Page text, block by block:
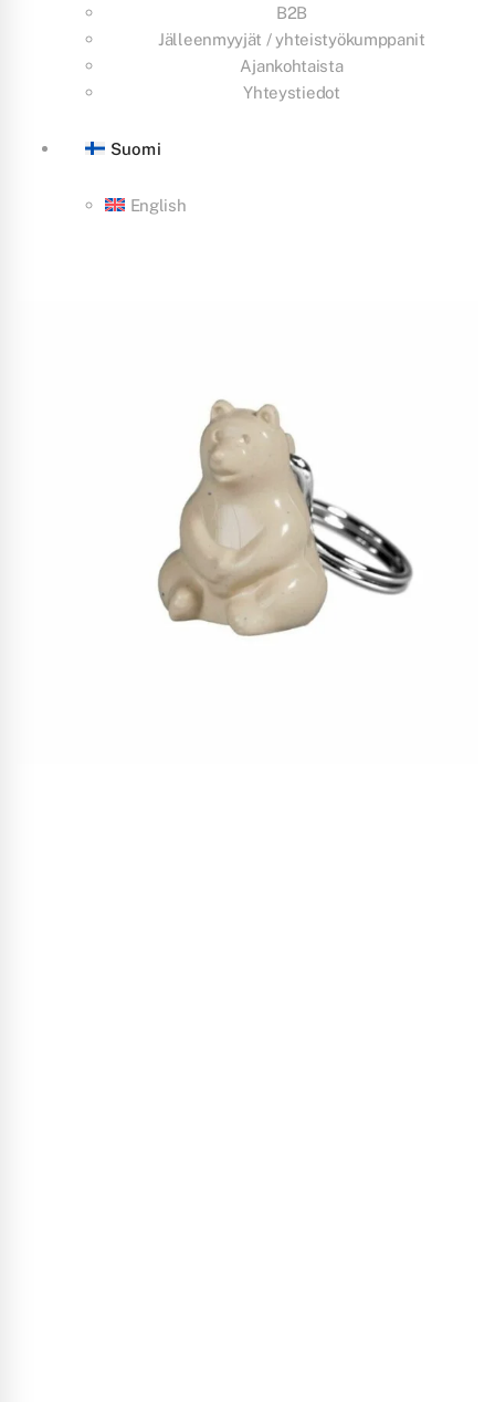
B2B
Jälleenmyyjät / yhteistyökumppanit
Ajankohtaista
Yhteystiedot
Suomi
English